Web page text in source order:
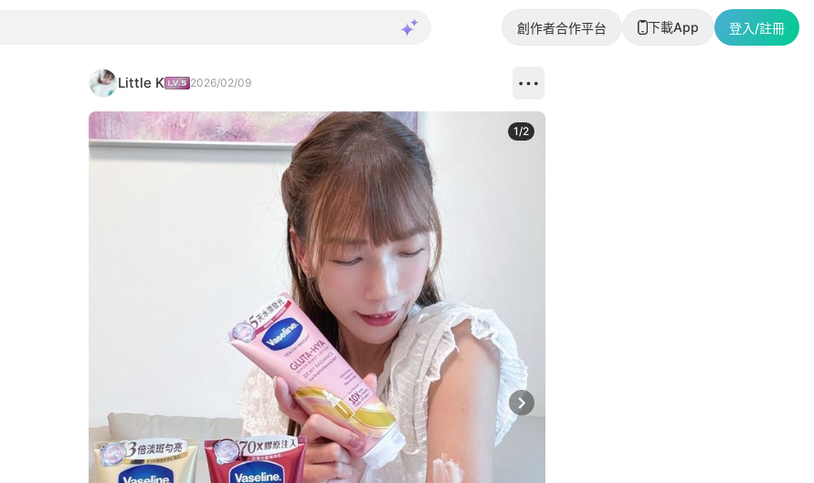
創作者合作平台 下載App 登入/註冊
Little K 2026/02/09
Next slide
1/2